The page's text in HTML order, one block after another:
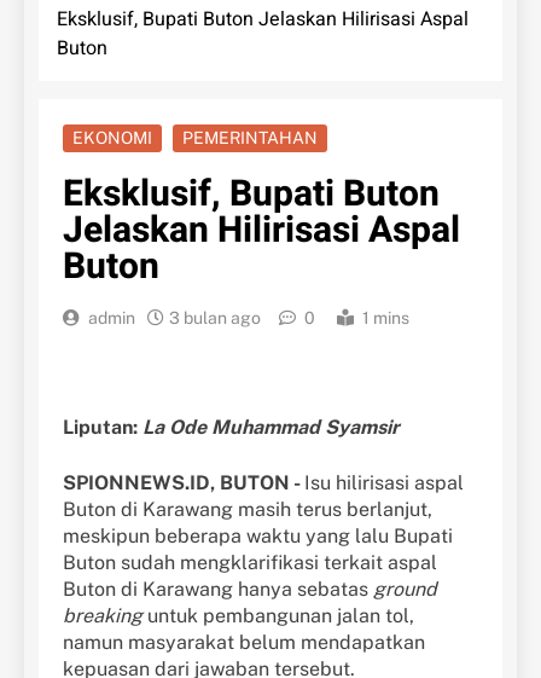
Eksklusif, Bupati Buton Jelaskan Hilirisasi Aspal
Buton
EKONOMI PEMERINTAHAN
Eksklusif, Bupati Buton
Jelaskan Hilirisasi Aspal
Buton
admin 3 bulan ago 0 1 mins
Liputan: La Ode Muhammad Syamsir
SPIONNEWS.ID, BUTON - Isu hilirisasi aspal
Buton di Karawang masih terus berlanjut,
meskipun beberapa waktu yang lalu Bupati
Buton sudah mengklarifikasi terkait aspal
Buton di Karawang hanya sebatas ground
breakinguntuk pembangunan jalan tol,
namun masyarakat belum mendapatkan
kepuasan dari jawaban tersebut.